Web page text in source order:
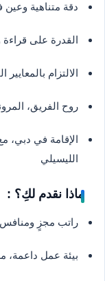
دقة متناهية
القدرة على قراءة
الالتزام
روح الفريق،
الإقامة في دبي،
الليسيلي
ماذا نقدم لكِ؟ :
راتب مجزٍ
بيئة عمل داعمة،